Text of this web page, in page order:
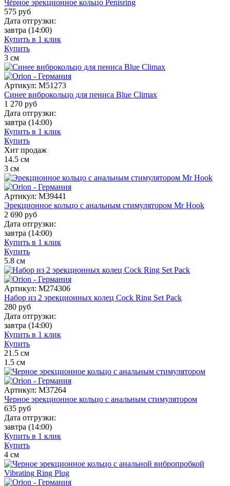
Чёрное эрекционное кольцо Penisring
575 руб
Дата отгрузки:
завтра (14:00)
Купить в 1 клик
Купить
3 см
Артикул: M51273
Синее виброкольцо для пениса Blue Climax
1 270 руб
Дата отгрузки:
завтра (14:00)
Купить в 1 клик
Купить
Хит продаж
14.5 см
3 см
Артикул: M39441
Эрекционное кольцо с анальным стимулятором Mr Hook
2 690 руб
Дата отгрузки:
завтра (14:00)
Купить в 1 клик
Купить
5.8 см
Артикул: M274306
Набор из 2 эрекционных колец Cock Ring Set Pack
280 руб
Дата отгрузки:
завтра (14:00)
Купить в 1 клик
Купить
21.5 см
1.5 см
Артикул: M37264
Черное эрекционное кольцо с анальным стимулятором
635 руб
Дата отгрузки:
завтра (14:00)
Купить в 1 клик
Купить
4 см